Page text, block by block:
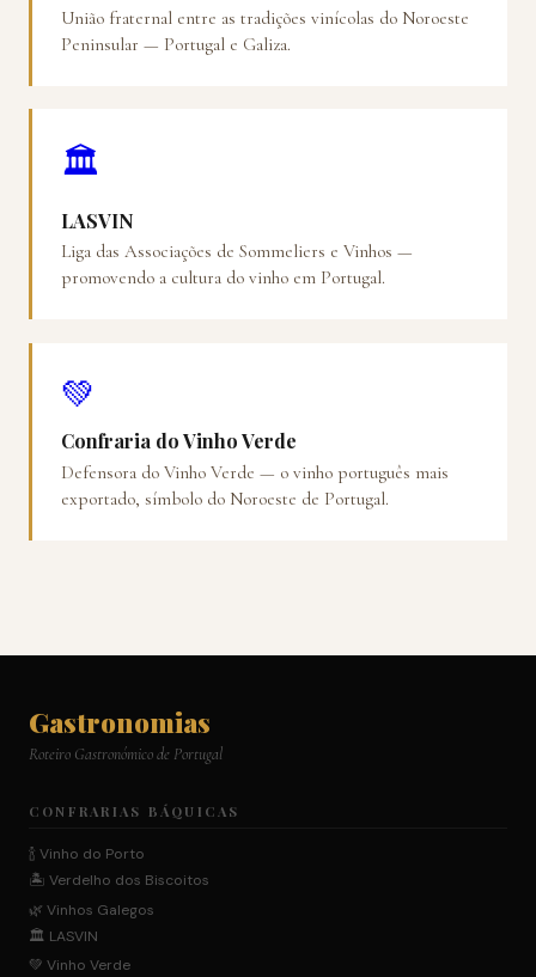
União fraternal entre as tradições vinícolas do Noroeste
Peninsular — Portugal e Galiza.
🏛️
LASVIN
Liga das Associações de Sommeliers e Vinhos —
promovendo a cultura do vinho em Portugal.
💚
Confraria do Vinho Verde
Defensora do Vinho Verde — o vinho português mais
exportado, símbolo do Noroeste de Portugal.
Gastronomias
Roteiro Gastronómico de Portugal
CONFRARIAS BÁQUICAS
🍾 Vinho do Porto
🏝️ Verdelho dos Biscoitos
🌿 Vinhos Galegos
🏛️ LASVIN
💚 Vinho Verde